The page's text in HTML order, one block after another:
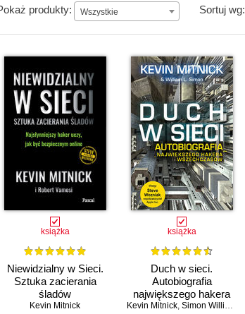
produkty: Wszystkie Sortuj wg:
książka
Niewidzialny w Sieci.
Sztuka zacierania
śladów
Kevin Mitnick
książka
Duch w sieci.
Autobiografia
największego hakera
wszech czasów
Kevin Mitnick, Simon William L.